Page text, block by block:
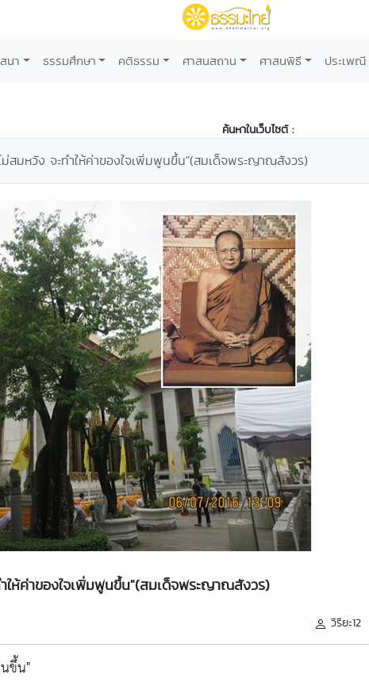
นา ธรรมศึกษา คติธรรม ศาสนสถาน ศาสนพิธี ประเพณี
ค้นหาในเว็บไซต์ :
ม่สมหวัง จะทำให้ค่าของใจเพิ่มพูนขึ้น"(สมเด็จพระญาณสังวร)
ให้ค่าของใจเพิ่มพูนขึ้น"(สมเด็จพระญาณสังวร)
วิริยะ12
ขึ้น"